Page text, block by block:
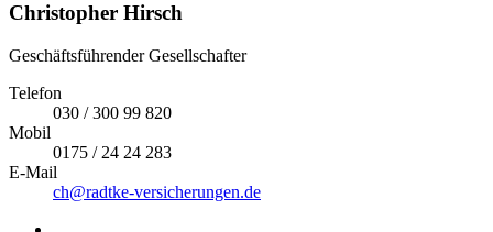
Christopher Hirsch
Geschäftsführender Gesellschafter
Telefon
030 / 300 99 820
Mobil
0175 / 24 24 283
E-Mail
ch@radtke-versicherungen.de